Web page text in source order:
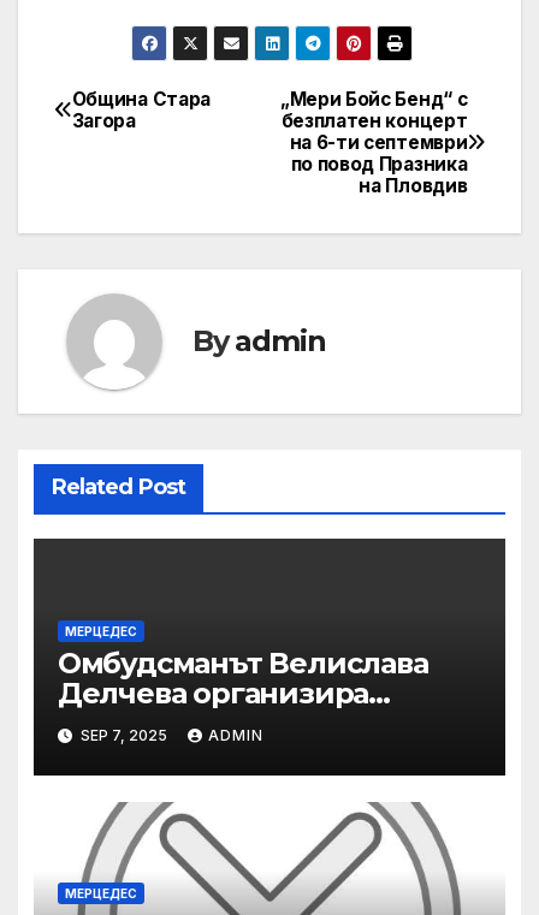
Post
„Мери Бойс Бенд“ с
безплатен концерт
на 6-ти септември
по повод Празника
на Пловдив
Община Стара
Загора
Byadmin
Related Post
МЕРЦЕДЕС
Омбудсманът Велислава
Делчева организира
изслушване на
номинираните кандидати
за заместник-омбудсман
SEP 7, 2025 ADMIN
МЕРЦЕДЕС